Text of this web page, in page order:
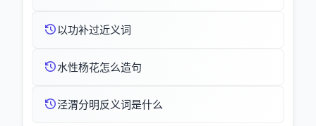
以功补过近义词
水性杨花怎么造句
泾渭分明反义词是什么